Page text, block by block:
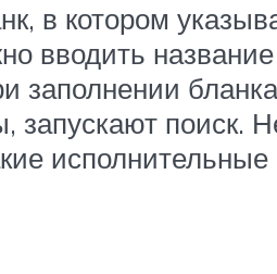
в котором
вводить
запускают поиск.